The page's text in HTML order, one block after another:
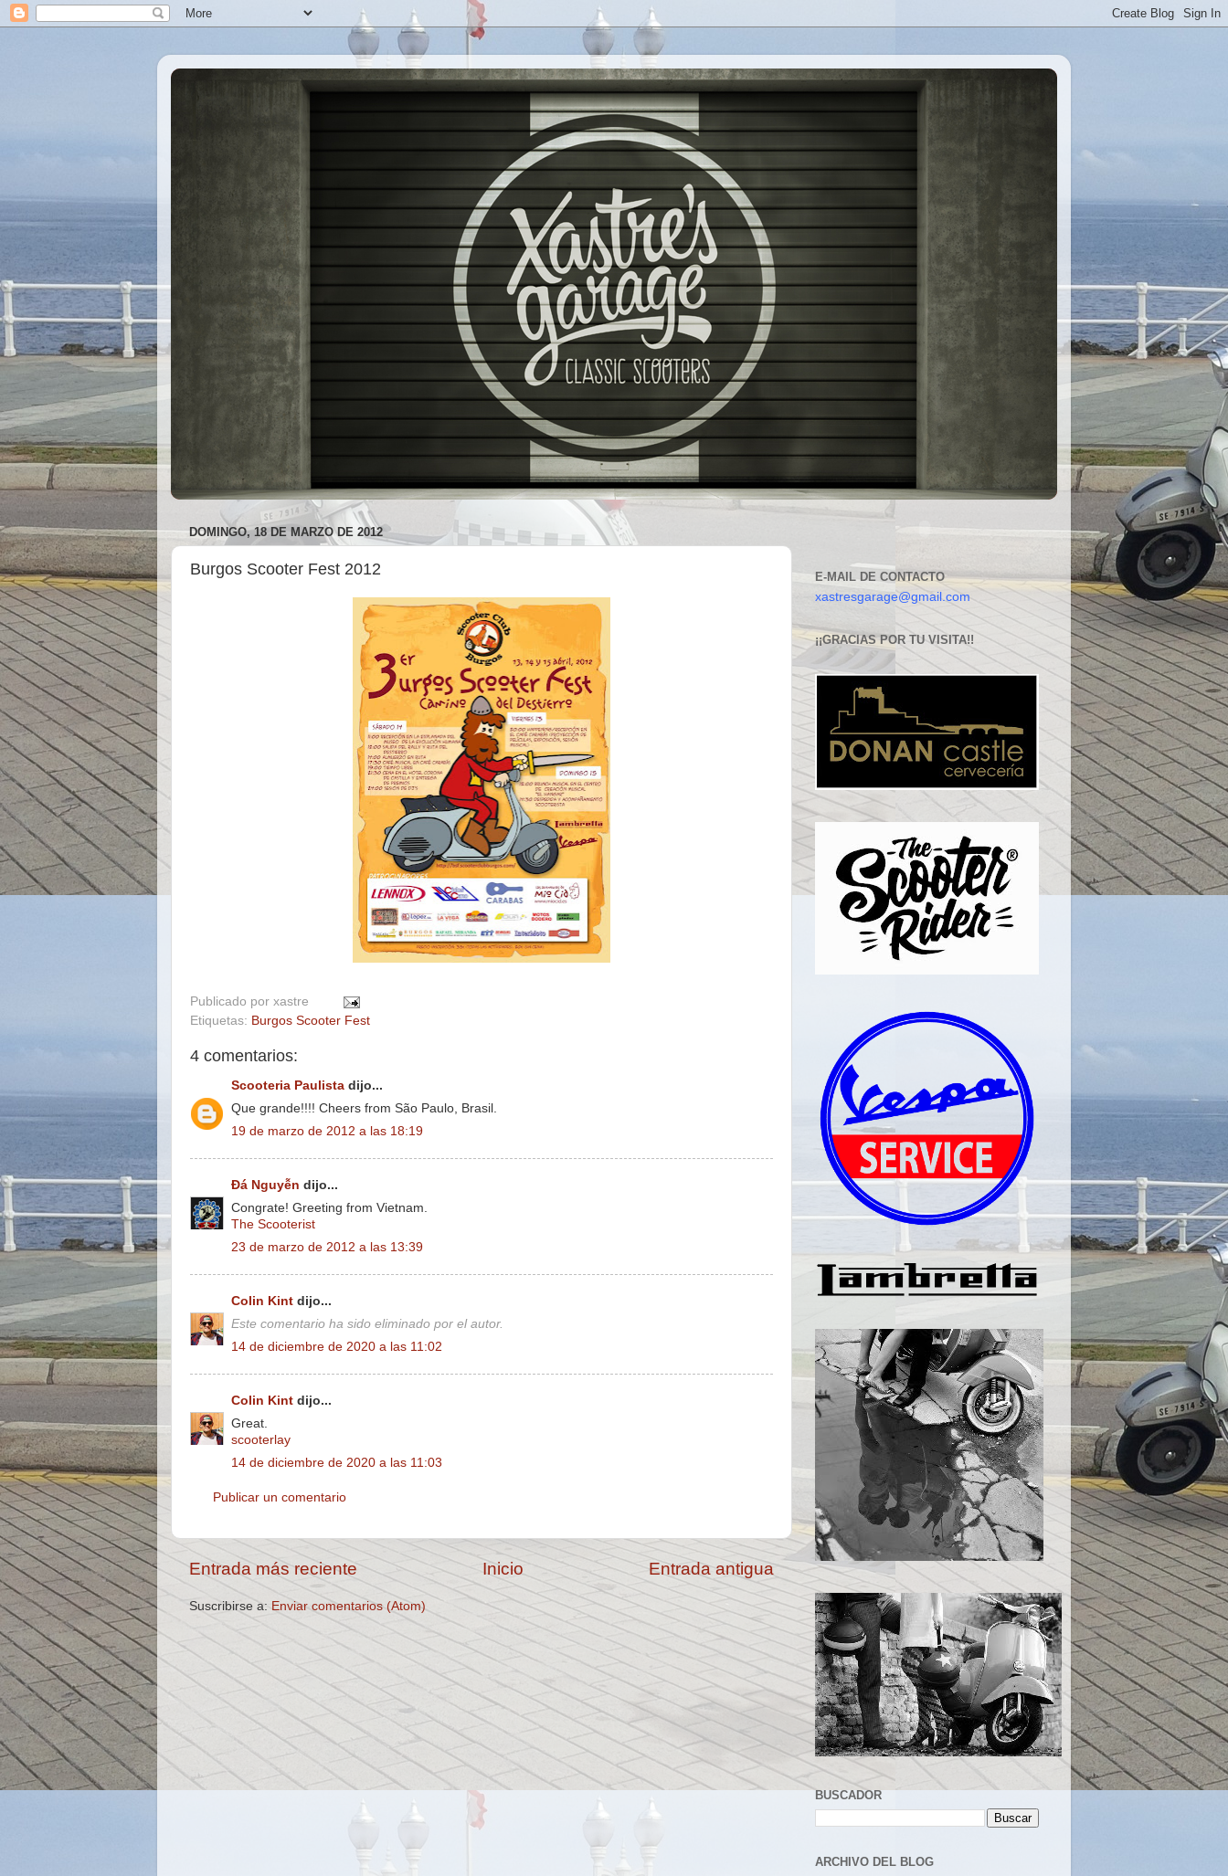
DOMINGO, 18 DE MARZO DE 2012
Burgos Scooter Fest 2012
Publicado por xastre
Etiquetas: Burgos Scooter Fest
4 comentarios:
Scooteria Paulista dijo...
Que grande!!!! Cheers from São Paulo, Brasil.
19 de marzo de 2012 a las 18:19
Đá Nguyễn dijo...
Congrate! Greeting from Vietnam.
The Scooterist
23 de marzo de 2012 a las 13:39
Colin Kint dijo...
Este comentario ha sido eliminado por el autor.
14 de diciembre de 2020 a las 11:02
Colin Kint dijo...
Great.
scooterlay
14 de diciembre de 2020 a las 11:03
Publicar un comentario
Entrada más reciente Entrada antigua
Inicio
Suscribirse a: Enviar comentarios (Atom)
E-MAIL DE CONTACTO
xastresgarage@gmail.com
¡¡GRACIAS POR TU VISITA!!
BUSCADOR
ARCHIVO DEL BLOG